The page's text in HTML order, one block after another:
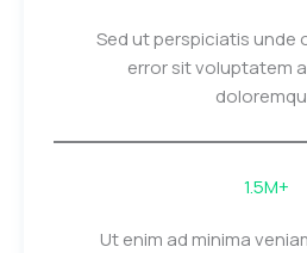
Sed ut perspiciatis unde
error sit voluptatem
1.5M+
Ut enim ad minima